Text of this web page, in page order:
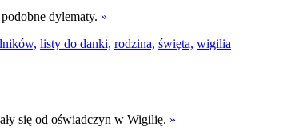
dylematy. »
listy do danki, rodzina, święta, wigilia
się od oświadczyn w Wigilię. »